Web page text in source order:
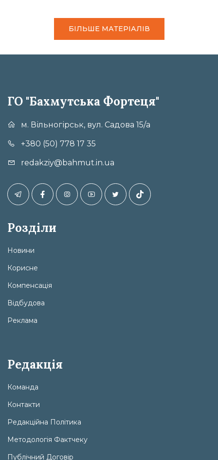
БІЛЬШЕ МАТЕРІАЛІВ
ГО "Бахмутська Фортеця"
м. Вільногірськ, вул. Садова 15/а
+380 (50) 778 17 35
redakziy@bahmut.in.ua
Розділи
Новини
Корисне
Компенсація
Відбудова
Реклама
Редакція
Команда
Контакти
Редакційна Політика
Методологія Фактчеку
Публічний Договір